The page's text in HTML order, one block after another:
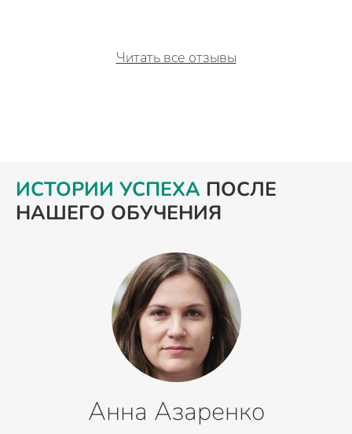
Читать все отзывы
ИСТОРИИ УСПЕХА ПОСЛЕ
НАШЕГО ОБУЧЕНИЯ
Анна Азаренко